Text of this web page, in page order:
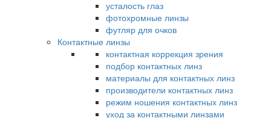
усталость глаз
фотохромные линзы
футляр для очков
Контактные линзы
контактная коррекция зрения
подбор контактных линз
материалы для контактных линз
производители контактных линз
режим ношения контактных линз
уход за контактными линзами